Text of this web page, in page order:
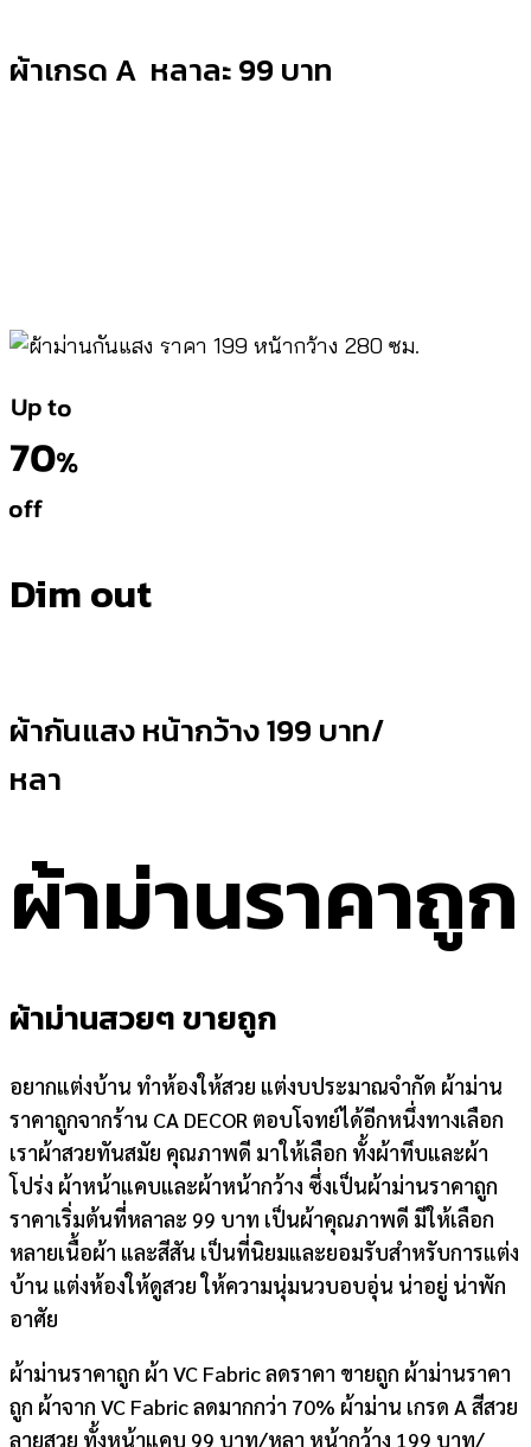
ผ้าเกรด A หลาละ 99 บาท
Up to
70%
off
Dim out
ผ้ากันแสง หน้ากว้าง 199 บาท/
หลา
ผ้าม่านราคาถูก
ผ้าม่านสวยๆ ขายถูก
อยากแต่งบ้าน ทำห้องให้สวย แต่งบประมาณจำกัด ผ้าม่าน
ราคาถูกจากร้าน CA DECOR ตอบโจทย์ได้อีกหนึ่งทางเลือก
เราผ้าสวยทันสมัย คุณภาพดี มาให้เลือก ทั้งผ้าทึบและผ้า
โปร่ง ผ้าหน้าแคบและผ้าหน้ากว้าง ซึ่งเป็นผ้าม่านราคาถูก
ราคาเริ่มต้นที่หลาละ 99 บาท เป็นผ้าคุณภาพดี มีให้เลือก
หลายเนื้อผ้า และสีสัน เป็นที่นิยมและยอมรับสำหรับการแต่ง
บ้าน แต่งห้องให้ดูสวย ให้ความนุ่มนวบอบอุ่น น่าอยู่ น่าพัก
อาศัย
ผ้าม่านราคาถูก ผ้า VC Fabric ลดราคา ขายถูก ผ้าม่านราคา
ถูก ผ้าจาก VC Fabric ลดมากกว่า 70% ผ้าม่าน เกรด A สีสวย
ลายสวย ทั้งหน้าแคบ 99 บาท/หลา หน้ากว้าง 199 บาท/